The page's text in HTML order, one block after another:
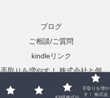
ブログ
ご相談/ご質問
kindleリンク
手取りを増やす！ 株式会社と個
人事業主の二刀流起業の実践
手取りを増や
す！ 株式会